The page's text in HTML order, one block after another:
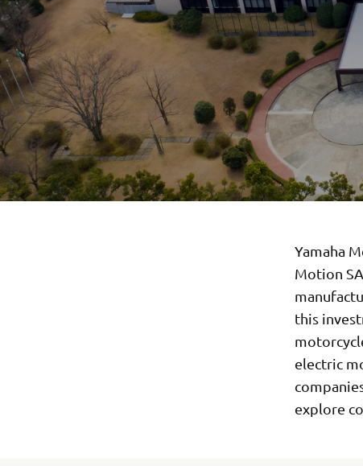
Yamaha
Motion
this
electric
explore